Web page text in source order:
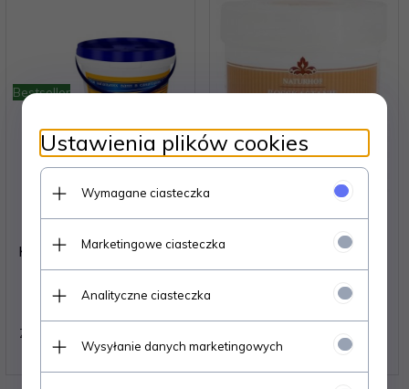
Bestseller
Koncentrat Kryształowy,
Bisheffect, 1000g
Zawartość opakowania: 6
szt.
Rosskastanie, Naturhof,
250ml
Ustawienia plików cookies
Wymagane ciasteczka
Marketingowe ciasteczka
Analityczne ciasteczka
Wysyłanie danych marketingowych